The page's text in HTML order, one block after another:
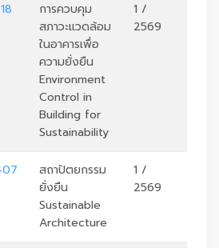
การควบคุม
สภาวะแวดล้อม
ในอาคารเพื่อ
ความยั่งยืน
Environment
Control in
Building for
Sustainability
1 /
2569
สถาปัตยกรรม
ยั่งยืน
Sustainable
Architecture
1 /
2569